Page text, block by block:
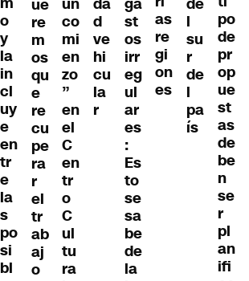
o
y
la
in
cl
uy
e
en
tr
e
la
s
po
si
bl
ue
re
m
os
qu
e
re
cu
pe
ra
r
el
tr
ab
aj
o
co
mi
en
zo
”
en
el
C
en
tr
o
C
ul
tu
ra
d
ve
hi
cu
la
r
st
os
irr
eg
ul
ar
es
:
Es
to
se
sa
be
de
la
as
re
gi
on
es
l
su
r
de
l
pa
ís
po
de
pr
op
ue
st
as
de
be
n
se
r
pl
an
ifi